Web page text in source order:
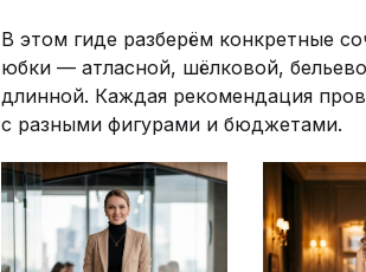
В этом гиде разберём конкретные
юбки — атласной, шёлковой,
длинной. Каждая рекомендация
с разными фигурами и бюджетами.